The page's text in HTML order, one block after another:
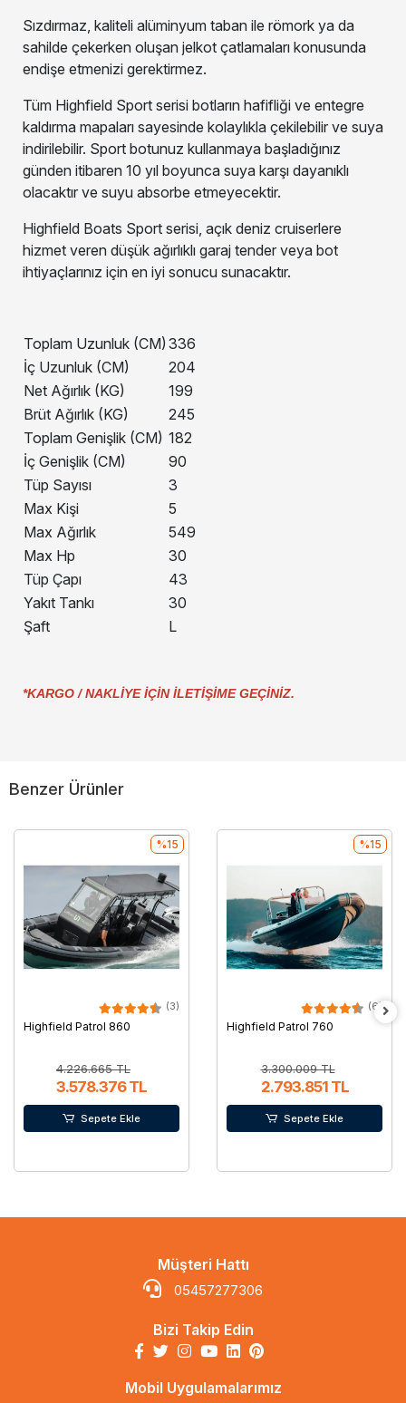
Sızdırmaz, kaliteli alüminyum taban ile römork ya da
sahilde çekerken oluşan jelkot çatlamaları konusunda
endişe etmenizi gerektirmez.
Tüm Highfield Sport serisi botların hafifliği ve entegre
kaldırma mapaları sayesinde kolaylıkla çekilebilir ve suya
indirilebilir. Sport botunuz kullanmaya başladığınız
günden itibaren 10 yıl boyunca suya karşı dayanıklı
olacaktır ve suyu absorbe etmeyecektir.
Highfield Boats Sport serisi, açık deniz cruiserlere
hizmet veren düşük ağırlıklı garaj tender veya bot
ihtiyaçlarınız için en iyi sonucu sunacaktır.
Toplam Uzunluk (CM) 336
İç Uzunluk (CM)
204
Net Ağırlık (KG)
199
Brüt Ağırlık (KG)
245
Toplam Genişlik (CM) 182
İç Genişlik (CM)
90
Tüp Sayısı
3
Max Kişi
5
Max Ağırlık
549
Max Hp
30
Tüp Çapı
43
Yakıt Tankı
30
Şaft
L
*KARGO / NAKLİYE İÇİN İLETİŞİME GEÇİNİZ.
Benzer Ürünler
(3)
Highfield Patrol 860
4.226.665 TL
3.578.376 TL
%15
Sepete Ekle
(6)
Highfield Patrol 760
3.300.009 TL
2.793.851 TL
%15
Sepete Ekle
Müşteri Hattı
05457277306
Bizi Takip Edin
Mobil Uygulamalarımız